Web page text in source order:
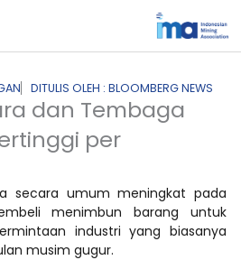
DITULIS OLEH : BLOOMBERG NEWS
dan Tembaga
per
secara umum meningkat pada
menimbun barang untuk
industri yang biasanya
musim gugur.